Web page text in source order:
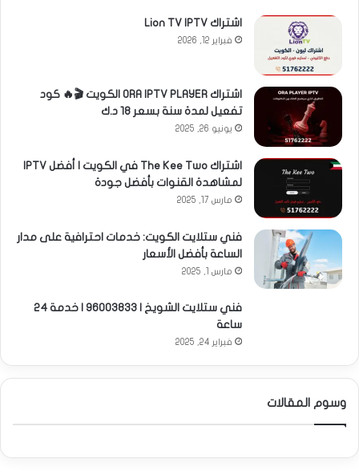
اشتراك Lion TV IPTV
فبراير 12, 2026
اشتراك ORA IPTV PLAYER الكويت 🎬🔥 كود
تفعيل لمدة سنة بسعر 18 د.ك
يونيو 26, 2025
اشتراك The Kee Two في الكويت | أفضل IPTV
لمشاهدة القنوات بأفضل جودة
مارس 17, 2025
فني ستلايت الكويت: خدمات احترافية على مدار
الساعة بأفضل الأسعار
مارس 1, 2025
فني ستلايت الشويخ | 96003833 | خدمة 24
ساعة
فبراير 24, 2025
وسوم المقالات